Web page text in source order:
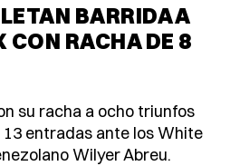
BARRIDA A
CON RACHA DE 8
su racha a ocho triunfos
entradas ante los White
Wilyer Abreu.